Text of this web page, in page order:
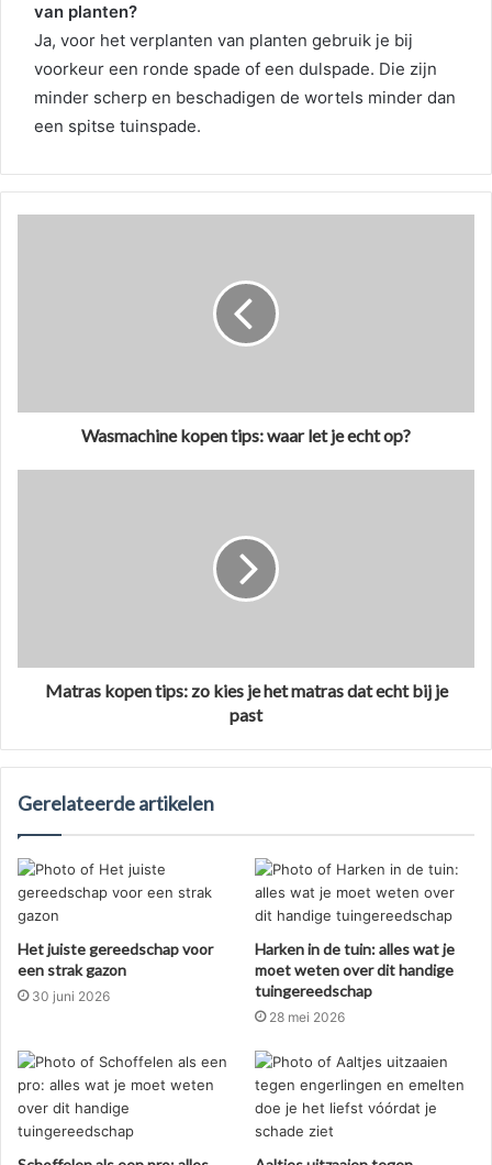
van planten?
Ja, voor het verplanten van planten gebruik je bij
voorkeur een ronde spade of een dulspade. Die zijn
minder scherp en beschadigen de wortels minder dan
een spitse tuinspade.
Wasmachine kopen tips: waar let je echt op?
Matras kopen tips: zo kies je het matras dat echt bij je
past
Gerelateerde artikelen
Het juiste gereedschap voor
een strak gazon
30 juni 2026
Harken in de tuin: alles wat je
moet weten over dit handige
tuingereedschap
28 mei 2026